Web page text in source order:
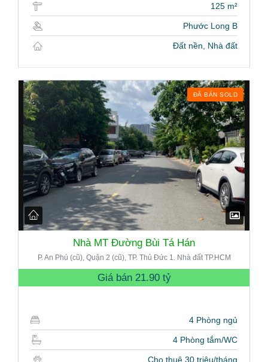
125 m²
Phước Long B
Đất nền, Nhà đất
ĐÃ BÁN SOLD
Nhà MT Đường Bùi Tá Hán
P. An Phú (cũ), Quận 2 (cũ), TP. Thủ Đức 1. Nhà đất TP.HCM
Giá bán 21.90 tỷ
4 Phòng ngủ
4 Phòng tắm/WC
Cho thuê 30 triệu/tháng